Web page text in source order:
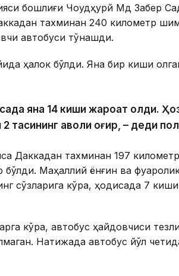
бошлиғи Чоудҳурй Мд Забер
тахминан 240 километр
автобуси тўқнашди.
ҳалок бўлди. Яна бир киши
яна 14 киши жароҳат олди.
тасининг аҳволи оғир, – деди
Даккадан тахминан 197
Маҳаллий ёнғин ва
сўзларига кўра, ҳодисада 7 киши
кўра, автобус ҳайдовчиси
Натижада автобус йўл